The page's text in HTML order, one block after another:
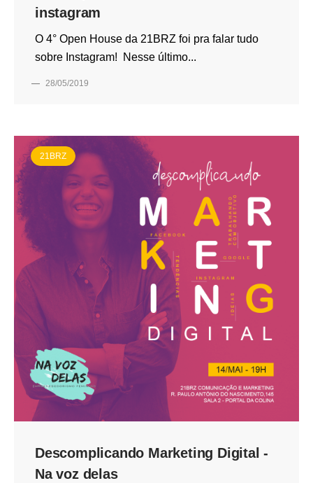
instagram
O 4° Open House da 21BRZ foi pra falar tudo
sobre Instagram! Nesse último...
— 28/05/2019
21BRZ
Descomplicando Marketing Digital -
Na voz delas